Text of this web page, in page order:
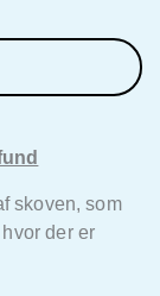
skoven, som
der er